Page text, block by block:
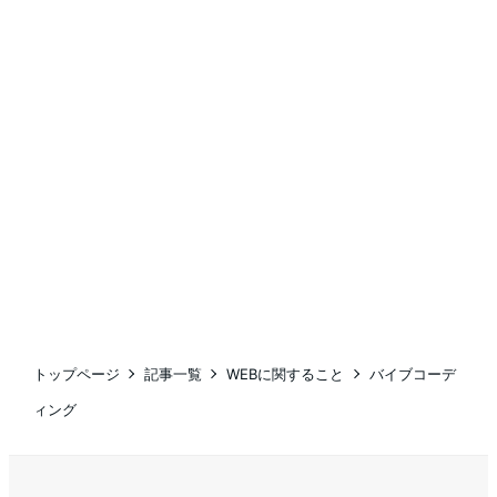
トップページ 記事一覧 WEBに関すること
バイブコーデ
ィング